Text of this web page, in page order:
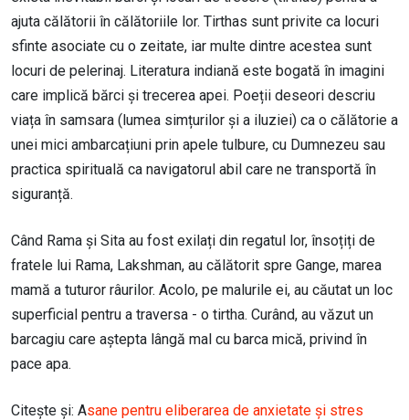
ajuta călătorii în călătoriile lor. Tirthas sunt privite ca locuri
sfinte asociate cu o zeitate, iar multe dintre acestea sunt
locuri de pelerinaj. Literatura indiană este bogată în imagini
care implică bărci și trecerea apei. Poeții deseori descriu
viața în samsara (lumea simțurilor și a iluziei) ca o călătorie a
unei mici ambarcațiuni prin apele tulbure, cu Dumnezeu sau
practica spirituală ca navigatorul abil care ne transportă în
siguranță.
Când Rama și Sita au fost exilați din regatul lor, însoțiți de
fratele lui Rama, Lakshman, au călătorit spre Gange, marea
mamă a tuturor râurilor. Acolo, pe malurile ei, au căutat un loc
superficial pentru a traversa - o tirtha. Curând, au văzut un
barcagiu care aștepta lângă mal cu barca mică, privind în
pace apa.
Citește și: Asane pentru eliberarea de anxietate și stres